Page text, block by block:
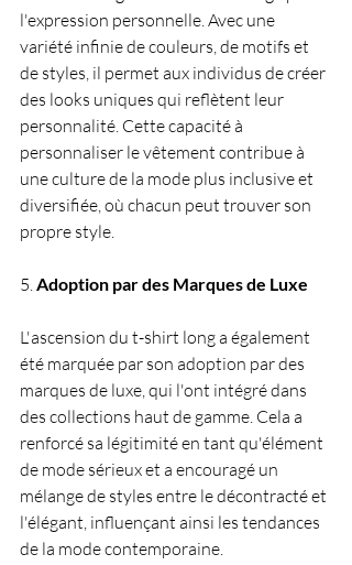
l'expression personnelle. Avec une
variété infinie de couleurs, de motifs et
de styles, il permet aux individus de créer
des looks uniques qui reflètent leur
personnalité. Cette capacité à
personnaliser le vêtement contribue à
une culture de la mode plus inclusive et
diversifiée, où chacun peut trouver son
propre style.
5. Adoption par des Marques de Luxe
L'ascension du t-shirt long a également
été marquée par son adoption par des
marques de luxe, qui l'ont intégré dans
des collections haut de gamme. Cela a
renforcé sa légitimité en tant qu'élément
de mode sérieux et a encouragé un
mélange de styles entre le décontracté et
l'élégant, influençant ainsi les tendances
de la mode contemporaine.